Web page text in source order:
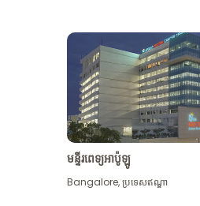
មើល​ច្រើន​ទៀត
មន្ទីរពេទ្យអាប៉ូឡូ
Bangalore,ប្រទេសឥណ្ឌា